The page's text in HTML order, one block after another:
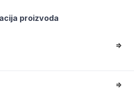
proizvoda
=>
=>